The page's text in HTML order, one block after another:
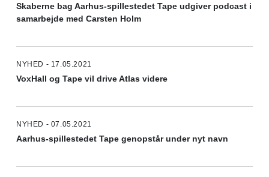
Skaberne bag Aarhus-spillestedet Tape udgiver podcast i
samarbejde med Carsten Holm
NYHED - 17.05.2021
VoxHall og Tape vil drive Atlas videre
NYHED - 07.05.2021
Aarhus-spillestedet Tape genopstår under nyt navn